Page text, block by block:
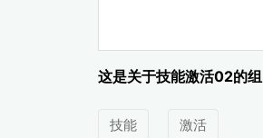
这是关于技能激活02的组
技能 激活